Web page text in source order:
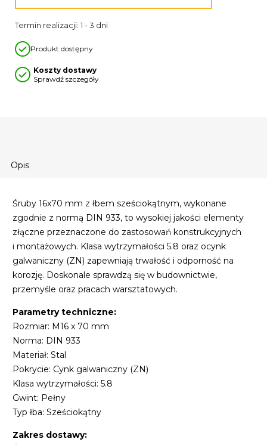
Opis
Śruby 16x70 mm z łbem sześciokątnym, wykonane
zgodnie z normą DIN 933, to wysokiej jakości elementy
złączne przeznaczone do zastosowań konstrukcyjnych
i montażowych. Klasa wytrzymałości 5.8 oraz ocynk
galwaniczny (ZN) zapewniają trwałość i odporność na
korozję. Doskonale sprawdzą się w budownictwie,
przemyśle oraz pracach warsztatowych.
Parametry techniczne:
Rozmiar: M16 x 70 mm
Norma: DIN 933
Materiał: Stal
Pokrycie: Cynk galwaniczny (ZN)
Klasa wytrzymałości: 5.8
Gwint: Pełny
Typ łba: Sześciokątny
Zakres dostawy:
Termin realizacji: 1 - 3 dni
Produkt dostępny
Koszty dostawy
Sprawdź szczegóły